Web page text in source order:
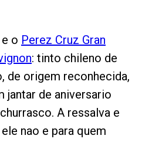
o Perez Cruz Gran
: tinto chileno de
de origem reconhecida,
jantar de aniversario
A ressalva e
nao e para quem